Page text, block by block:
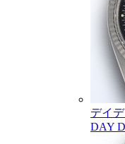
デイ
DAY